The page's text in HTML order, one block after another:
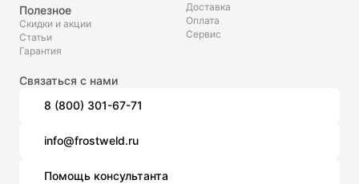
Полезное
Скидки и акции
Статьи
Гарантия
Доставка
Оплата
Сервис
Связаться с нами
8 (800) 301-67-71
info@frostweld.ru
Помощь консультанта